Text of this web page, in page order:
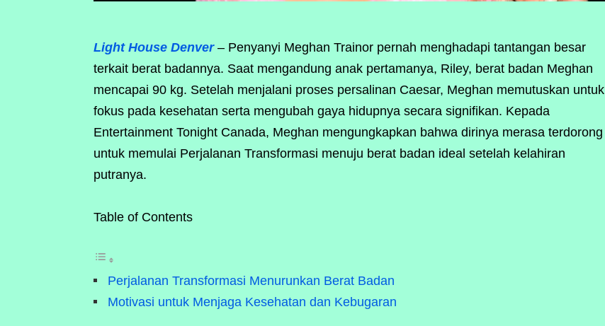
Light House Denver– Penyanyi Meghan Trainor pernah menghadapi tantangan besar
terkait berat badannya. Saat mengandung anak pertamanya, Riley, berat badan Meghan
mencapai 90 kg. Setelah menjalani proses persalinan Caesar, Meghan memutuskan untuk
fokus pada kesehatan serta mengubah gaya hidupnya secara signifikan. Kepada
Entertainment Tonight Canada, Meghan mengungkapkan bahwa dirinya merasa terdorong
untuk memulai Perjalanan Transformasi menuju berat badan ideal setelah kelahiran
putranya.
Table of Contents
Perjalanan Transformasi Menurunkan Berat Badan
Motivasi untuk Menjaga Kesehatan dan Kebugaran